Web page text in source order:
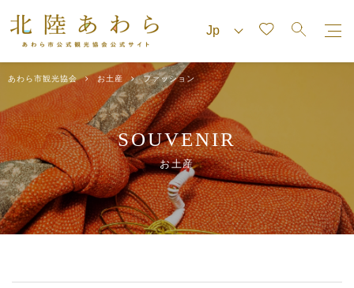
あわら市観光協会 お土産 ファッション
SOUVENIR
お土産